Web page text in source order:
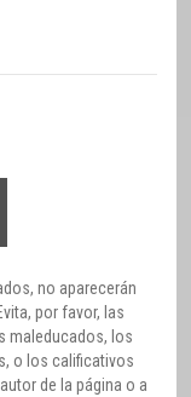
no aparecerán
por favor, las
maleducados, los
o los calificativos
de la página o a